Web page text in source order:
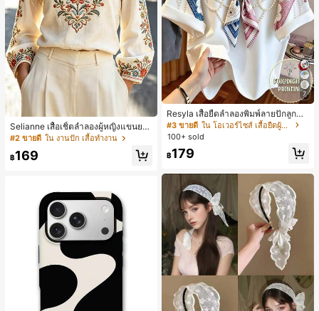
Selianne เสื้อเชิ้ตลำลองผู้หญิงแขนยา
ว คอวีเว้า ลายดอกไม้
#2 ขายดี ใน งานปัก เสื้อทำงาน
฿169
7
Resyla เสื้อยืดลำลองพิมพ์ลายปักลูกปัด
รูปโบว์ขนาดใหญ่สำหรับผู้หญิง
#3 ขายดี
ใน โอเวอร์ไซส์ เสื้อยืดผู้หญิง
100+ sold
฿179